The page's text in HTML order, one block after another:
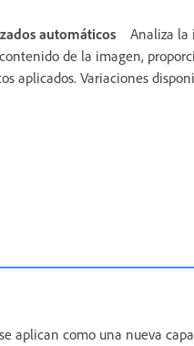
automáticos
Analiza la
de la imagen,
aplicados. Variaciones
aplican como una nueva